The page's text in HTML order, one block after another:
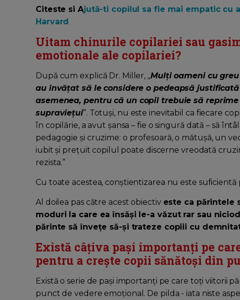
Citeste si Ajută-ti copilul sa fie mai empatic cu
Harvard
Uitam chinurile copilariei sau
emotionale ale copilariei?
După cum explică Dr. Miller, „Mulți oameni cu
au învățat să le considere o pedeapsă
asemenea, pentru că un copil trebuie să
supraviețui”. Totuși, nu este inevitabil ca fiecare
în copilărie, a avut șansa – fie o singură dată – să
pedagogie și cruzime: o profesoară, o mătușă, un
iubit și prețuit copilul poate discerne vreodată
rezista.”
Cu toate acestea, conștientizarea nu este
Al doilea pas către acest obiectiv este ca părintele
moduri la care ea însăși le-a văzut rar sau
părinte să învețe să-și trateze copiii cu
Există câțiva pași importanți pe
pentru a crește copii sănătoși din
Există o serie de pași importanți pe care toți viitorii
punct de vedere emoțional. De pilda - iata niste